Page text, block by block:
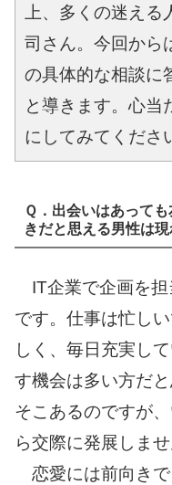
上、多くの迷え
司さん。今回から
の具体的な相談に
と導きます。心当
にしてみてくださ
Ｑ．出会いはあって
きだと思える男性は現
IT企業で企画を担
です。仕事は忙し
しく、毎日充実し
す機会は多い方だ
そこあるのですが
ら交際に発展しませ
恋愛には前向きで